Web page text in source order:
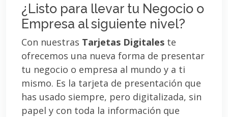
¿Listo para llevar tu Negocio o
Empresa al siguiente nivel?
Con nuestras Tarjetas Digitales te
ofrecemos una nueva forma de presentar
tu negocio o empresa al mundo y a ti
mismo. Es la tarjeta de presentación que
has usado siempre, pero digitalizada, sin
papel y con toda la información que